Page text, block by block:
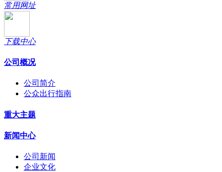
常用网址
下载中心
公司概况
公司简介
公众出行指南
重大主题
新闻中心
公司新闻
企业文化